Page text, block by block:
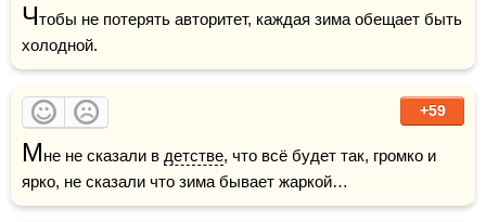
Чтобы не потерять авторитет, каждая зима обещает быть
холодной.
+59
Мне не сказали в детстве, что всё будет так, громко и
ярко, не сказали что зима бывает жаркой…